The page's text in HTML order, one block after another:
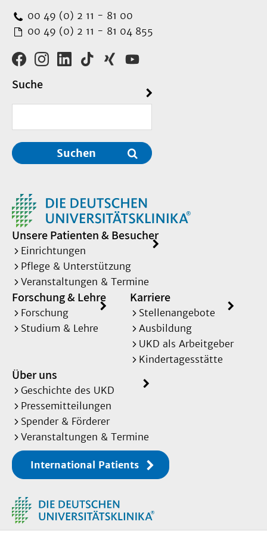
00 49 (0) 2 11 - 81 00
00 49 (0) 2 11 - 81 04 855
Suche
Suchen
Unsere Patienten & Besucher
Einrichtungen
Pflege & Unterstützung
Veranstaltungen & Termine
Forschung & Lehre
Forschung
Studium & Lehre
Karriere
Stellenangebote
Ausbildung
UKD als Arbeitgeber
Kindertagesstätte
Über uns
Geschichte des UKD
Pressemitteilungen
Spender & Förderer
Veranstaltungen & Termine
International Patients